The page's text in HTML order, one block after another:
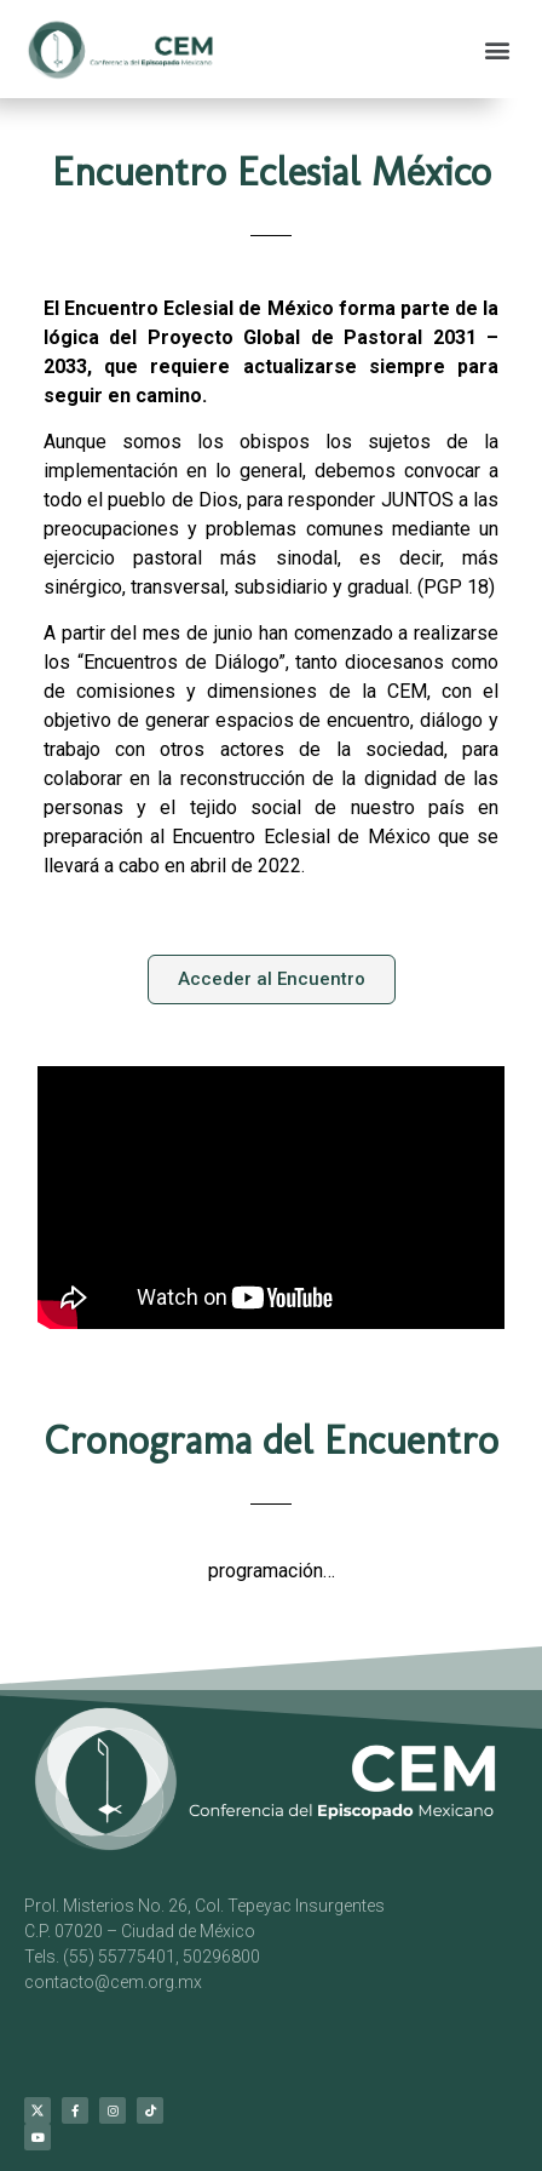
Encuentro Eclesial México
El Encuentro Eclesial de México forma parte de la
lógica del Proyecto Global de Pastoral 2031 –
2033, que requiere actualizarse siempre para
seguir en camino.
Aunque somos los obispos los sujetos de la
implementación en lo general, debemos convocar a
todo el pueblo de Dios, para responder JUNTOS a las
preocupaciones y problemas comunes mediante un
ejercicio pastoral más sinodal, es decir, más
sinérgico, transversal, subsidiario y gradual. (PGP 18)
A partir del mes de junio han comenzado a realizarse
los “Encuentros de Diálogo”, tanto diocesanos como
de comisiones y dimensiones de la CEM, con el
objetivo de generar espacios de encuentro, diálogo y
trabajo con otros actores de la sociedad, para
colaborar en la reconstrucción de la dignidad de las
personas y el tejido social de nuestro país en
preparación al Encuentro Eclesial de México que se
llevará a cabo en abril de 2022.
Acceder al Encuentro
Cronograma del Encuentro
programación…
Prol. Misterios No. 26, Col. Tepeyac Insurgentes
C.P. 07020 – Ciudad de México
Tels. (55) 55775401, 50296800
contacto@cem.org.mx